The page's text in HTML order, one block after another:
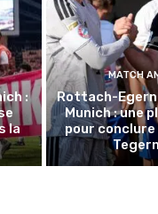
:
la
MATCH
Rottach-Egern
Munich : une
pour